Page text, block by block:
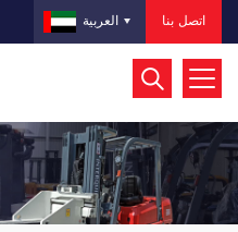
اتصل بنا العربية